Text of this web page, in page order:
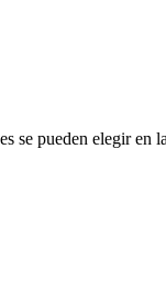
se pueden elegir en